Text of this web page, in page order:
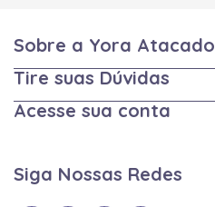
Sobre a Yora Atacado
Tire suas Dúvidas
Acesse sua conta
Siga Nossas Redes